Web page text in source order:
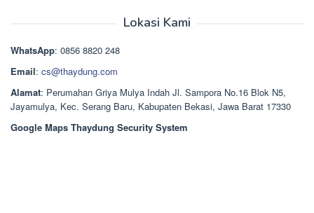
Rp1.378.000.
Lokasi Kami
WhatsApp: 0856 8820 248
Email: cs@thaydung.com
Alamat: Perumahan Griya Mulya Indah Jl. Sampora No.16 Blok N5,
Jayamulya, Kec. Serang Baru, Kabupaten Bekasi, Jawa Barat 17330
Google Maps Thaydung Security System